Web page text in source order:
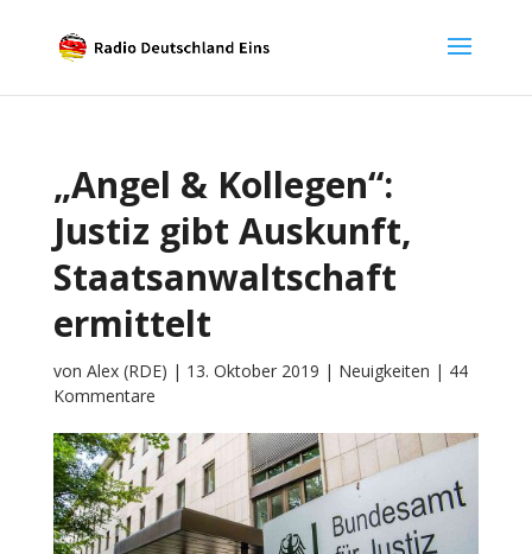
„Angel & Kollegen“:
Justiz gibt Auskunft,
Staatsanwaltschaft
ermittelt
von Alex (RDE) | 13. Oktober 2019 | Neuigkeiten | 44
Kommentare